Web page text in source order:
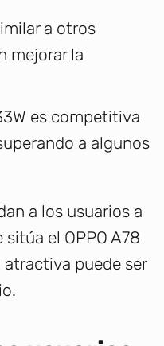
a otros
mejorar la
es competitiva
a algunos
a los usuarios a
el OPPO A78
atractiva puede ser